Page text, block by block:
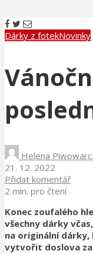
Dárky z fotekNovinky
Helena
21. 12. 2022
Přidat komentář
2 min. pro čtení
Konec zoufalého
všechny dárky
na originální
vytvořit doslova